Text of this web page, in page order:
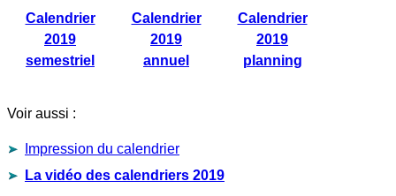
Calendrier
2019
semestriel
Calendrier
2019
annuel
Calendrier
2019
planning
Voir aussi :
Impression du calendrier
La vidéo des calendriers 2019